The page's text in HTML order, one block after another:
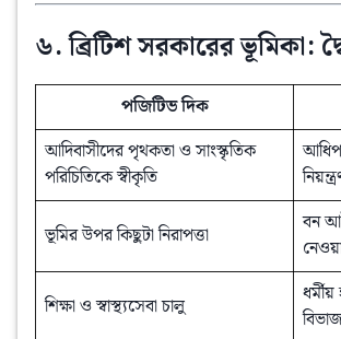
৬. ব্রিটিশ সরকারের ভূমিকা:
পজিটিভ দিক
আদিবাসীদের পৃথকতা ও সাংস্কৃতিক
পরিচিতিকে স্বীকৃতি
ভূমির উপর কিছুটা নিরাপত্তা
বন
শিক্ষা ও স্বাস্থ্যসেবা চালু